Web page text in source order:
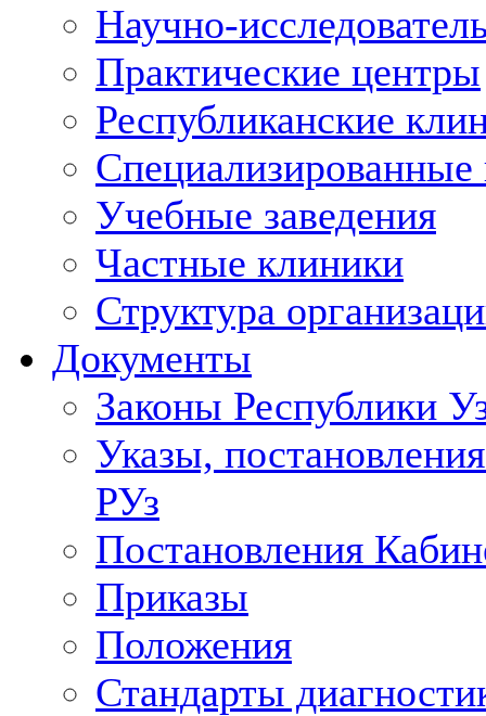
Научно-
Практические центры
Республиканские
Учебные заведения
Частные клиники
Структура
Документы
Законы Республики
Указы,
РУз
Постановления
Приказы
Положения
Стандарты